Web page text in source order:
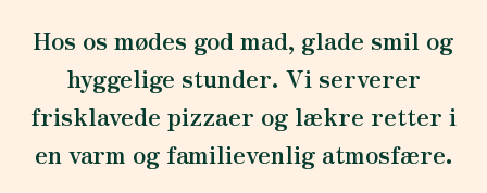
Hos os mødes god mad, glade smil og
hyggelige stunder. Vi serverer
frisklavede pizzaer og lækre retter i
en varm og familievenlig atmosfære.